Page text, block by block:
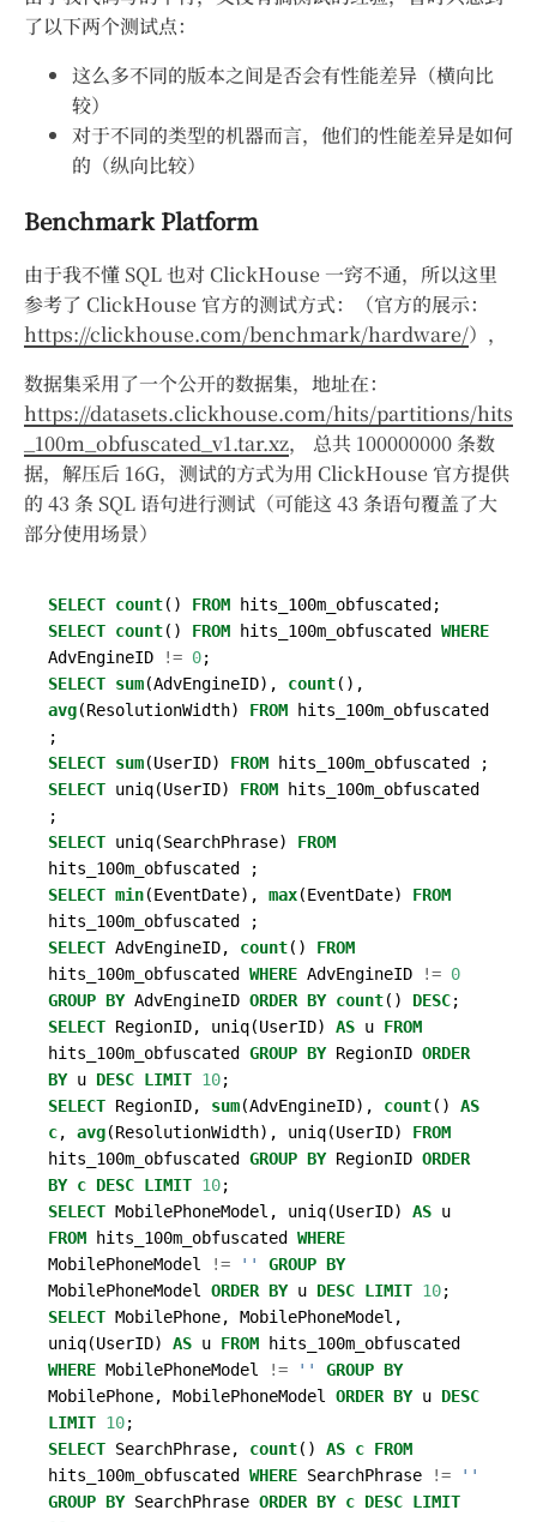
了以下两个测试点：
这么多不同的版本之间是否会有性能差异（横向比
较）
对于不同的类型的机器而言，他们的性能差异是如何
的（纵向比较）
Benchmark Platform
由于我不懂 SQL 也对 ClickHouse 一窍不通，所以这里
参考了 ClickHouse 官方的测试方式：（官方的展示：
https://clickhouse.com/benchmark/hardware/），
数据集采用了一个公开的数据集，地址在：
https://datasets.clickhouse.com/hits/partitions/hits
_100m_obfuscated_v1.tar.xz， 总共 100000000 条数
据，解压后 16G，测试的方式为用 ClickHouse 官方提供
的 43 条 SQL 语句进行测试（可能这 43 条语句覆盖了大
部分使用场景）
SELECT count() FROM hits_100m_obfuscated ;
SELECT count() FROM hits_100m_obfuscated
WHERE
AdvEngineID
!= 0;
SELECT sum(AdvEngineID), count(),
avg(ResolutionWidth) FROM
hits_100m_obfuscated
;
SELECT sum(UserID) FROM hits_100m_obfuscated
;
SELECT uniq(UserID) FROM
hits_100m_obfuscated
;
SELECT uniq(SearchPhrase)
FROM
hits_100m_obfuscated
;
SELECT min(EventDate), max(EventDate)
FROM
hits_100m_obfuscated
;
SELECT AdvEngineID, count()
FROM
hits_100m_obfuscated
WHERE AdvEngineID != 0
GROUP BY AdvEngineID ORDER BY count() DESC;
SELECT RegionID, uniq(UserID) AS u FROM
hits_100m_obfuscated
GROUP BY RegionID ORDER
BY u DESC LIMIT 10;
SELECT RegionID, sum(AdvEngineID), count()
AS
c, avg(ResolutionWidth), uniq(UserID)
FROM
hits_100m_obfuscated
GROUP BY RegionID ORDER
BY c DESC LIMIT 10;
SELECT MobilePhoneModel , uniq(UserID) AS u
FROM
hits_100m_obfuscated
WHERE
MobilePhoneModel
!= '' GROUP BY
MobilePhoneModel ORDER BY u DESC LIMIT 10;
SELECT MobilePhone, MobilePhoneModel ,
uniq(UserID) AS u FROM
hits_100m_obfuscated
WHERE MobilePhoneModel != '' GROUP BY
MobilePhone, MobilePhoneModel ORDER BY u DESC
LIMIT 10;
SELECT SearchPhrase, count() AS c FROM
hits_100m_obfuscated
WHERE SearchPhrase !=
''
GROUP BY SearchPhrase ORDER BY c DESC LIMIT